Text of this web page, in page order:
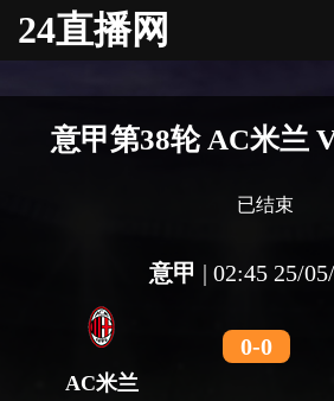
24直播网
意甲第38轮 AC米兰
已结束
意甲 | 02:45 25/
AC米兰
0-0